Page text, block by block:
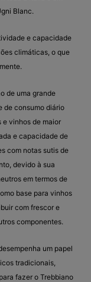
Blanc.
e capacidade
climáticas, o que
de uma grande
de consumo diário
e vinhos de maior
e capacidade de
com notas sutis de
devido à sua
em termos de
base para vinhos
com frescor e
componentes.
um papel
tradicionais,
fazer o Trebbiano